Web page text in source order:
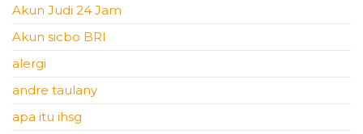
Akun Judi 24 Jam
Akun sicbo BRI
alergi
andre taulany
apa itu ihsg